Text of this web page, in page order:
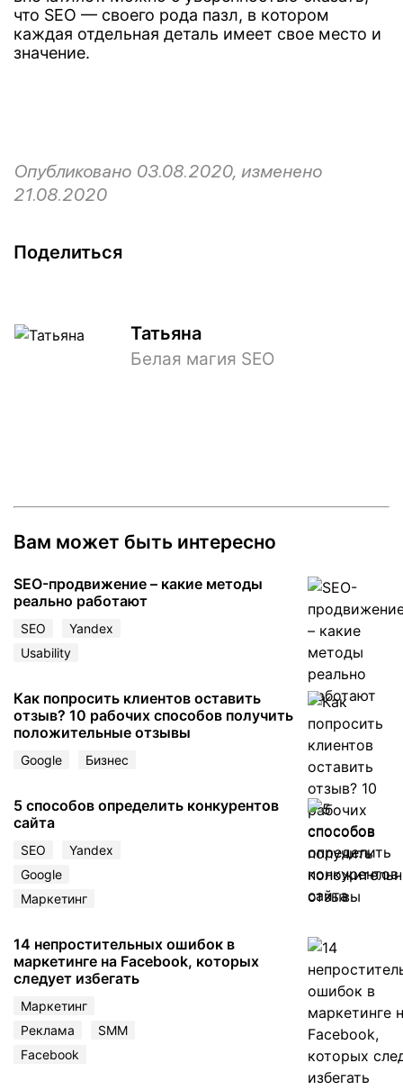
что SEO — своего рода пазл, в котором
каждая отдельная деталь имеет свое место и
значение.
Опубликовано 03.08.2020, изменено
21.08.2020
Поделиться
Татьяна
Белая магия SEO
Вам может быть интересно
SEO-продвижение – какие методы
реально работают
SEO
Yandex
Usability
Как попросить клиентов оставить
отзыв? 10 рабочих способов получить
положительные отзывы
Google Бизнес
5 способов определить конкурентов
сайта
SEO
Yandex
Google
Маркетинг
14 непростительных ошибок в
маркетинге на Facebook, которых
следует избегать
Маркетинг
Реклама
SMM
Facebook